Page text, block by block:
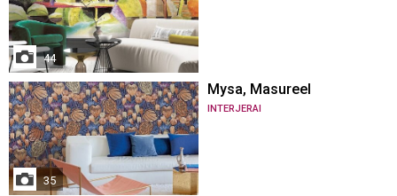
44
35
Mysa, Masureel
INTERJERAI